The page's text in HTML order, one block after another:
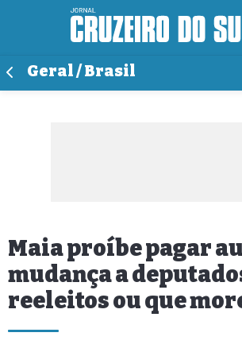
Geral / Brasil
Maia proíbe pagar
mudança a
reeleitos ou que